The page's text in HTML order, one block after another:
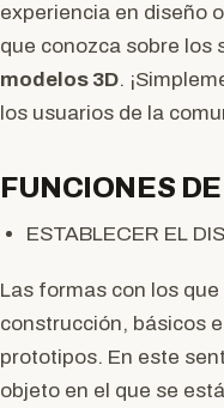
experiencia en diseño
que conozca sobre los
modelos 3D.
los usuarios de la
FUNCIONES
ESTABLECER EL
Las formas con los
construcción, básicos
prototipos. En este
objeto en el que se